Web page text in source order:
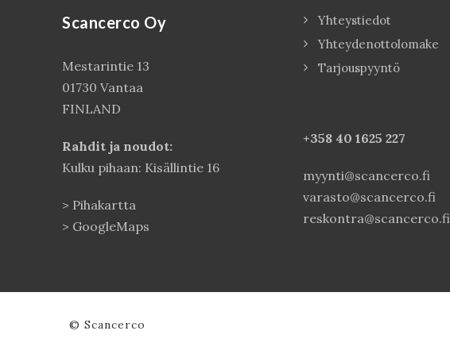
Scancerco Oy
Mestarintie 13
01730 Vantaa
FINLAND
Rahdit ja noudot:
Kulku pihaan: Kisällintie 16
> Pihakartta
> GoogleMaps
Yhteystiedot
Yhteydenottolomake
Tarjouspyyntö
+358 40 1625 227
myynti@scancerco.fi
varasto@scancerco.fi
reskontra@scancerco.fi
© Scancerco